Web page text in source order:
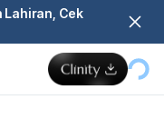
Lahiran, Cek